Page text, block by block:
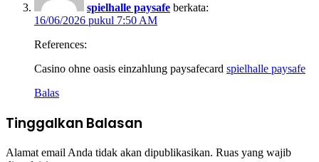
spielhalle paysafe berkata:
16/06/2026 pukul 7:50 AM
References:
Casino ohne oasis einzahlung paysafecard spielhalle paysafe
Balas
Tinggalkan Balasan
Alamat email Anda tidak akan dipublikasikan. Ruas yang wajib